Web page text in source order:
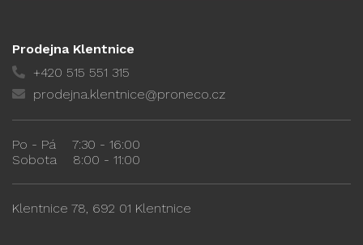
Prodejna Klentnice
+420 515 551 315
prodejna.klentnice@proneco.cz
Po - Pá
7:30 - 16:00
Sobota
8:00 - 11:00
Klentnice 78, 692 01 Klentnice